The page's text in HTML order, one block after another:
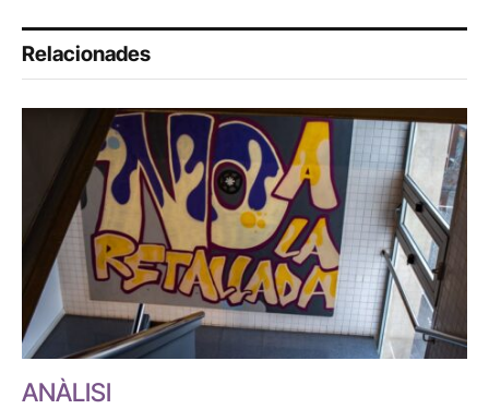
Relacionades
ANÀLISI